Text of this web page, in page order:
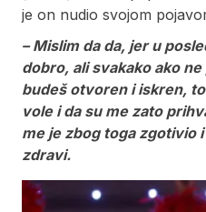
je on nudio svojom
– Mislim da da, jer u
dobro, ali svakako ako
budeš otvoren i iskren,
vole i da su me zato
me je zbog toga zgotivio
zdravi.